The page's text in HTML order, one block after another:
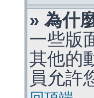
» 為什
一些版
其他的
員允許